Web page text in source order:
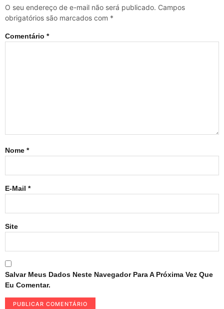
O seu endereço de e-mail não será publicado. Campos
obrigatórios são marcados com *
Comentário *
Nome *
E-Mail *
Site
Salvar Meus Dados Neste Navegador Para A Próxima Vez Que
Eu Comentar.